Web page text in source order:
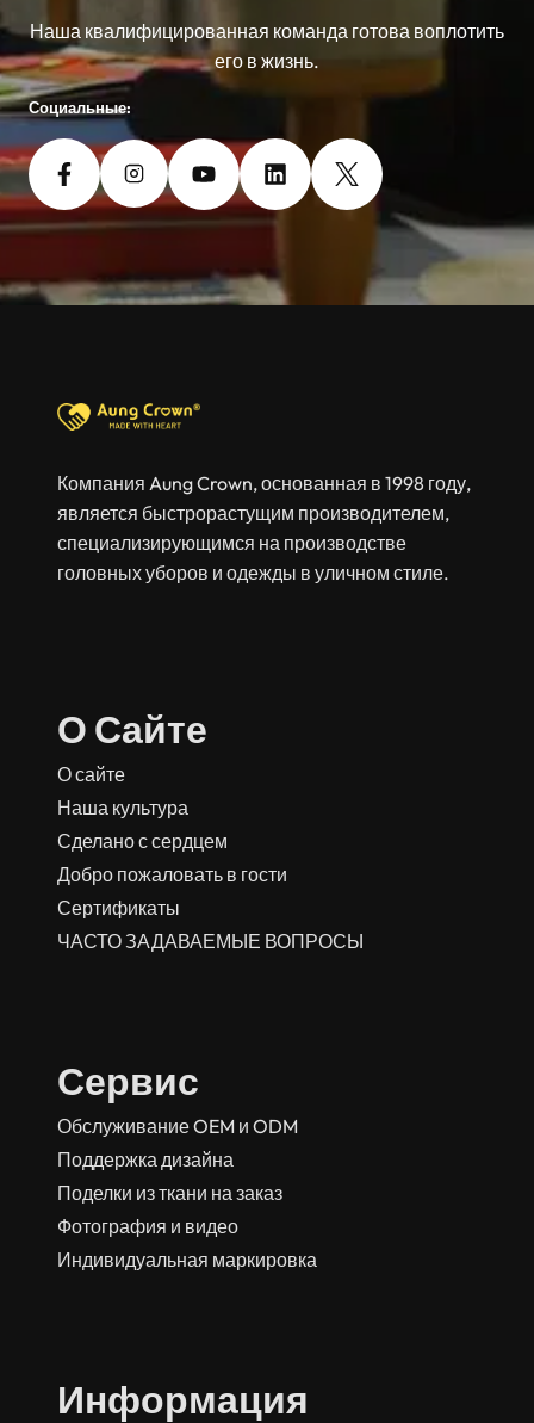
Наша квалифицированная команда готова воплотить
его в жизнь.
Социальные:
Компания Aung Crown, основанная в 1998 году,
является быстрорастущим производителем,
специализирующимся на производстве
головных уборов и одежды в уличном стиле.
О Сайте
О сайте
Наша культура
Сделано с сердцем
Добро пожаловать в гости
Сертификаты
ЧАСТО ЗАДАВАЕМЫЕ ВОПРОСЫ
Сервис
Обслуживание OEM и ODM
Поддержка дизайна
Поделки из ткани на заказ
Фотография и видео
Индивидуальная маркировка
Информация